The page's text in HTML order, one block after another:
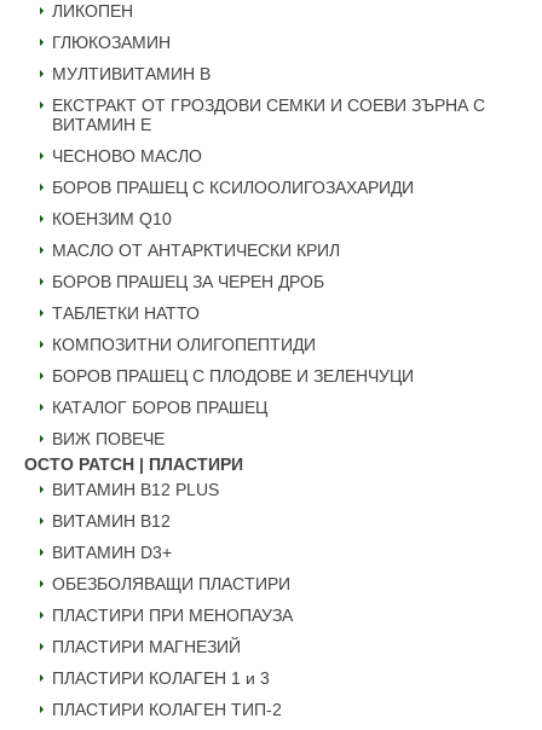
ЛИКОПЕН
ГЛЮКОЗАМИН
МУЛТИВИТАМИН B
ЕКСТРАКТ ОТ ГРОЗДОВИ СЕМКИ И СОЕВИ ЗЪРНА С
ВИТАМИН Е
ЧЕСНОВО МАСЛО
БОРОВ ПРАШЕЦ С КСИЛООЛИГОЗАХАРИДИ
КОЕНЗИМ Q10
МАСЛО ОТ АНТАРКТИЧЕСКИ КРИЛ
БОРОВ ПРАШЕЦ ЗА ЧЕРЕН ДРОБ
ТАБЛЕТКИ НАТТО
КОМПОЗИТНИ ОЛИГОПЕПТИДИ
БОРОВ ПРАШЕЦ С ПЛОДОВЕ И ЗЕЛЕНЧУЦИ
КАТАЛОГ БОРОВ ПРАШЕЦ
ВИЖ ПОВЕЧЕ
OCTO PATCH | ПЛАСТИРИ
ВИТАМИН B12 PLUS
ВИТАМИН B12
ВИТАМИН D3+
ОБЕЗБОЛЯВАЩИ ПЛАСТИРИ
ПЛАСТИРИ ПРИ МЕНОПАУЗА
ПЛАСТИРИ МАГНЕЗИЙ
ПЛАСТИРИ КОЛАГЕН 1 и 3
ПЛАСТИРИ КОЛАГЕН ТИП-2